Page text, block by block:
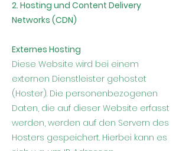
2. Hosting und Content Delivery
Networks (CDN)
Externes Hosting
Diese Website wird bei einem
externen Dienstleister gehostet
(Hoster). Die personenbezogenen
Daten, die auf dieser Website erfasst
werden, werden auf den Servern des
Hosters gespeichert. Hierbei kann es